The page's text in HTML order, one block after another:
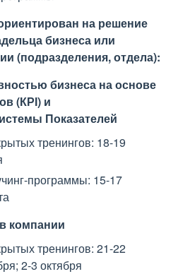
на решение
бизнеса или
(подразделения, отдела):
бизнеса на основе
(КРІ) и
Показателей
тренингов: 18-19
программы: 15-17
компании
тренингов: 21-22
2-3 октября